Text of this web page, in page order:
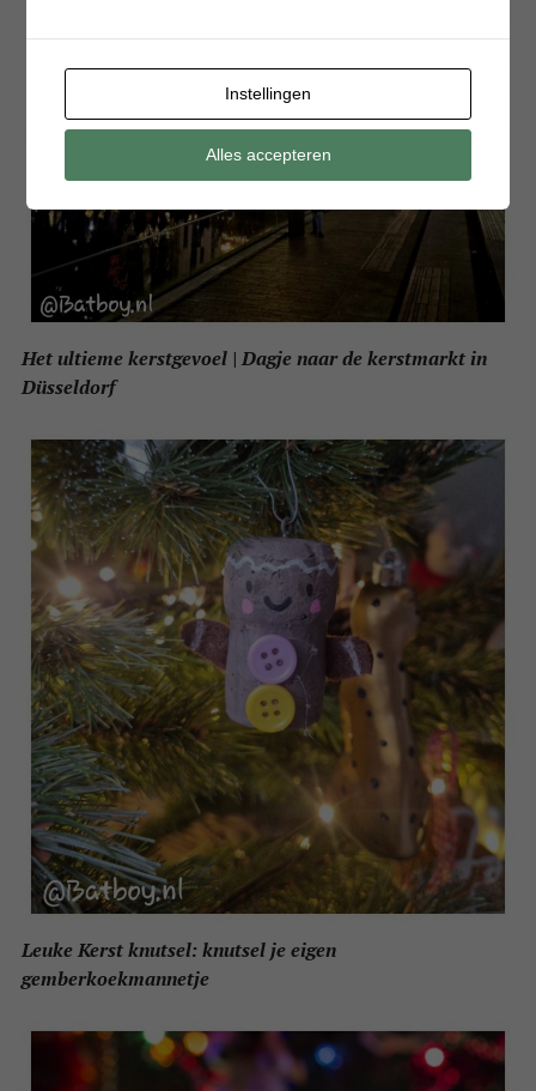
Het ultieme kerstgevoel | Dagje naar de kerstmarkt in
Düsseldorf
Leuke Kerst knutsel: knutsel je eigen
gemberkoekmannetje
Instellingen
Alles accepteren